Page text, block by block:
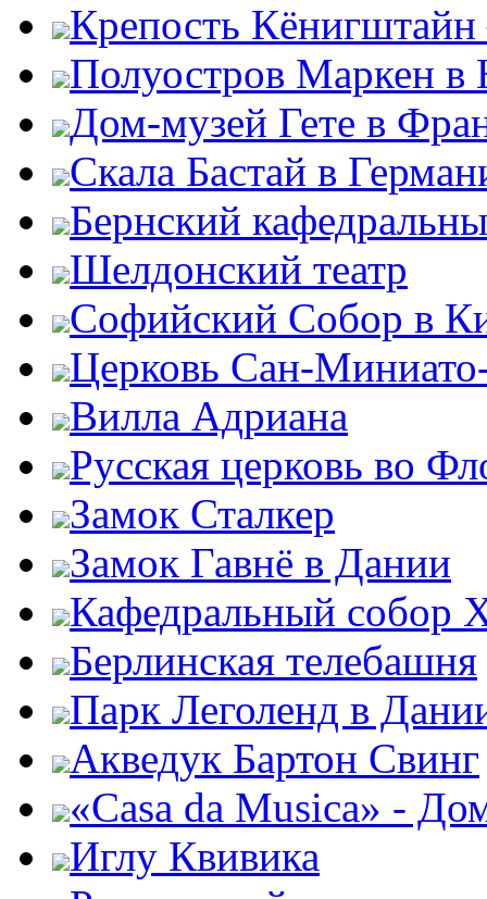
Крепость Кёнигштайн
Полуостров Маркен в
Дом-музей Гете в
Скала Бастай в
Бернский
Шелдонский театр
Софийский Собор в
Церковь Сан-
Вилла Адриана
Русская церковь во
Замок Сталкер
Замок Гавнё в Дании
Кафедральный собор
Берлинская телебашня
Парк Леголенд в
Акведук Бартон Свинг
«Casa da Musica» -
Иглу Квивика